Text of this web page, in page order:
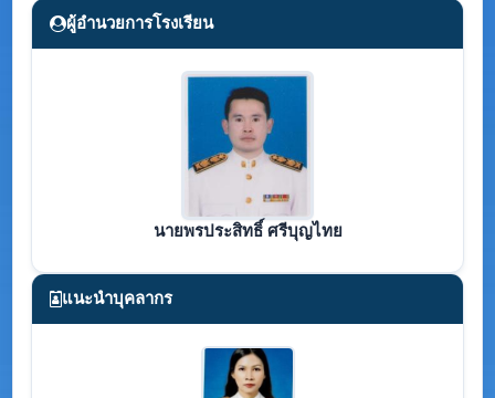
ผู้อำนวยการโรงเรียน
นายพรประสิทธิ์ ศรีบุญไทย
แนะนำบุคลากร